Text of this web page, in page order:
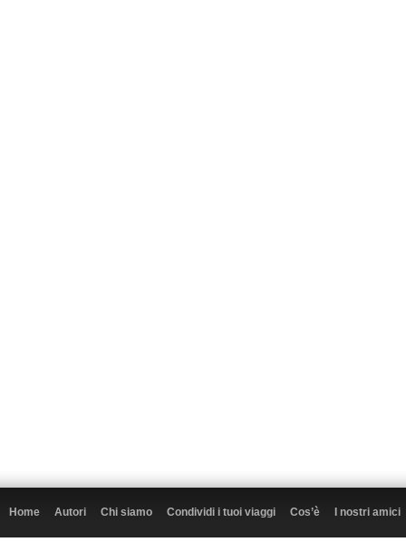
Home Autori Chi siamo Condividi i tuoi viaggi Cos’è I nostri amici